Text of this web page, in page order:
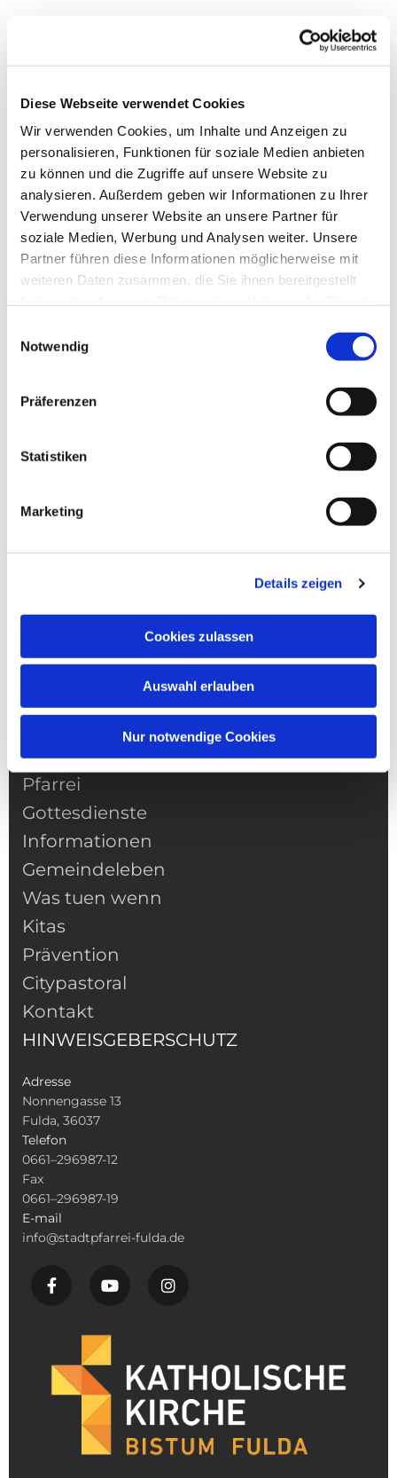
Diese Webseite verwendet Cookies
Wir verwenden Cookies, um Inhalte und Anzeigen zu
personalisieren, Funktionen für soziale Medien anbieten
zu können und die Zugriffe auf unsere Website zu
analysieren. Außerdem geben wir Informationen zu Ihrer
Verwendung unserer Website an unsere Partner für
soziale Medien, Werbung und Analysen weiter. Unsere
Partner führen diese Informationen möglicherweise mit
weiteren Daten zusammen, die Sie ihnen bereitgestellt
Notwendig
Präferenzen
Statistiken
Marketing
Details zeigen
Cookies zulassen
Auswahl erlauben
Nur notwendige Cookies
Dies könnte Sie auch
interessieren
NAVIGATION
Pfarrei
Gottesdienste
Informationen
Gemeindeleben
Was tuen wenn
Kitas
Prävention
Citypastoral
Kontakt
HINWEISGEBERSCHUTZ
Adresse
Nonnengasse 13
Fulda, 36037
Telefon
0661–296987-12
Fax
0661–296987-19
E-mail
info@stadtpfarrei-fulda.de